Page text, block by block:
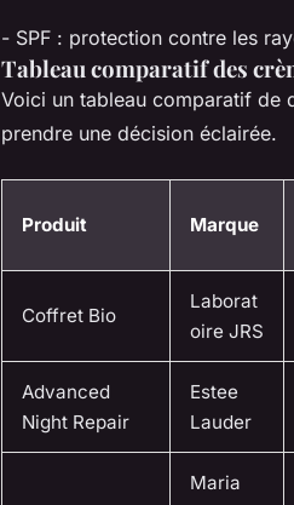
- SPF : protection contre les
Tableau comparatif des
Voici un tableau comparatif de
prendre une décision éclairée.
Produit Marque
Coffret Bio
Laborat
oire JRS
Advanced
Night Repair
Estee
Lauder
Maria